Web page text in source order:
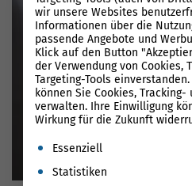
wir unsere Websites
Informationen über die
passende Angebote und
Klick auf den Button
der Verwendung von Cookies,
Targeting-Tools
können Sie Cookies, Tracking-
verwalten. Ihre Einwilligung
Wirkung für die Zukunft
Es folgt eine Liste der
Essenziell
Statistiken